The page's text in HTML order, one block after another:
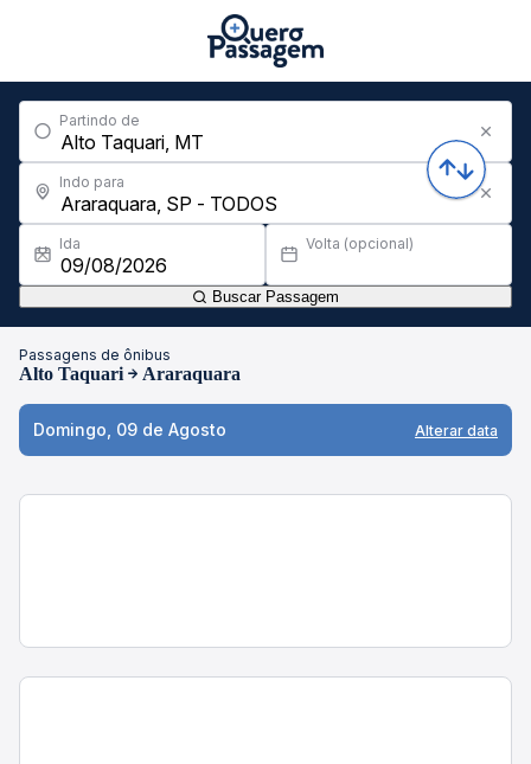
Partindo de
Indo para
Ida Volta (opcional)
Buscar Passagem
Passagens de ônibus
Alto Taquari Araraquara
Domingo, 09 de Agosto Alterar data